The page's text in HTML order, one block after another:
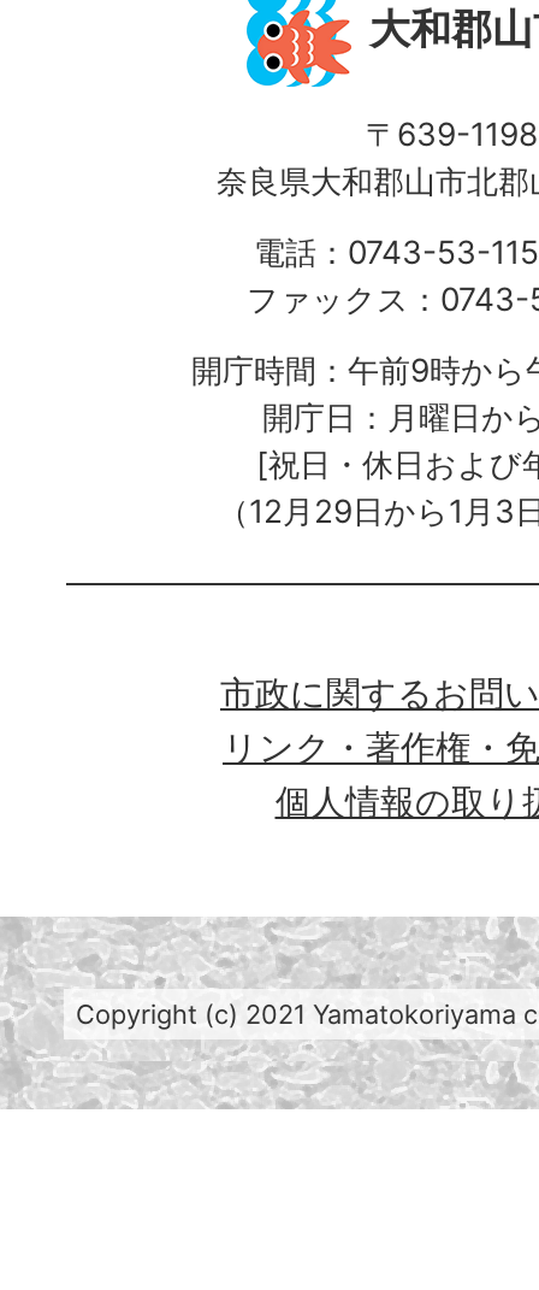
大和郡
〒639-1198
奈良県大和郡山市北
電話：0743-53-
ファックス：
開庁時間：午前9時か
開庁日：月曜日か
[祝日・休日および
（12月29日から1月3
市政に関するお問
リンク・著作権・
個人情報の取り
Copyright (c) 2021 Yamatokoriyama